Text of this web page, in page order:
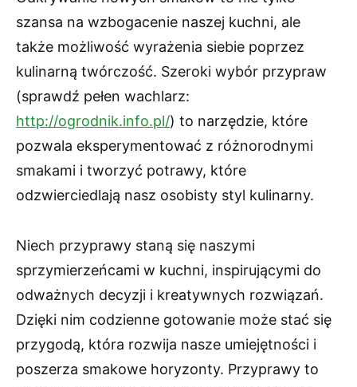
szansa na wzbogacenie naszej kuchni, ale
także możliwość wyrażenia siebie poprzez
kulinarną twórczość. Szeroki wybór przypraw
(sprawdź pełen wachlarz:
http://ogrodnik.info.pl/) to narzędzie, które
pozwala eksperymentować z różnorodnymi
smakami i tworzyć potrawy, które
odzwierciedlają nasz osobisty styl kulinarny.
Niech przyprawy staną się naszymi
sprzymierzeńcami w kuchni, inspirującymi do
odważnych decyzji i kreatywnych rozwiązań.
Dzięki nim codzienne gotowanie może stać się
przygodą, która rozwija nasze umiejętności i
poszerza smakowe horyzonty. Przyprawy to